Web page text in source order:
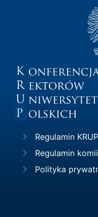
Regulamin KRUP
Regulamin
Polityka